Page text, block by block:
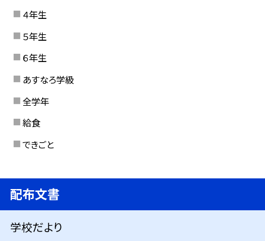
４年生
５年生
６年生
あすなろ学級
全学年
給食
できごと
配布文書
学校だより